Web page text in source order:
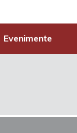
Evenimente